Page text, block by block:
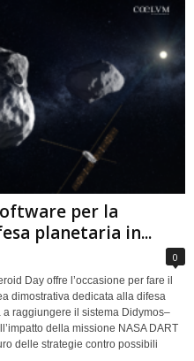
per la
planetaria in...
0
Day offre l’occasione per fare il
dimostrativa dedicata alla difesa
raggiungere il sistema Didymos–
della missione NASA DART
delle strategie contro possibili